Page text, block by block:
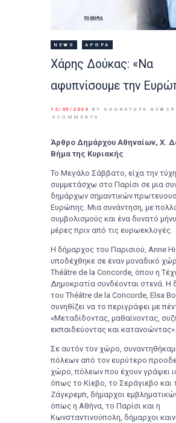
NEWS ΆΡΘΡΑ
Xάρης Δούκας: «Να
αφυπνίσουμε την
12/05/2024
BY ΑΘΉΝΑΤΩΡΑ
0 COMMENTS
Άρθρο Δημάρχου Αθηναίων, Χ.
Βήμα της Κυριακής
Το Μεγάλο Σάββατο, είχα την
συμμετάσχω στο Παρίσι σε μια
δημάρχων σημαντικών
Ευρώπης. Μια συνάντηση, με
συμβολισμούς και ένα δυνατό
μέρες πριν από τις ευρωεκλογές.
Η δήμαρχος του Παρισιού, Anne
υποδέχθηκε σε έναν μοναδικό
Théâtre de la Concorde, όπου η
Δημοκρατία συνδέονται στενά. Η
του Théâtre de la Concorde, Elsa
συνηθίζει να το περιγράφει με
«Μεταδίδοντας, μαθαίνοντας,
εκπαιδεύοντας και κατανοώντας».
Σε αυτόν τον χώρο,
πόλεων από τον ευρύτερο
χώρο, πόλεων που έχουν γράψει
όπως το Κίεβο, το Σεράγιεβο και
Ζάγκρεμπ, δήμαρχοι
όπως η Αθήνα, το Παρίσι και η
Κωνσταντινούπολη, δήμαρχοι